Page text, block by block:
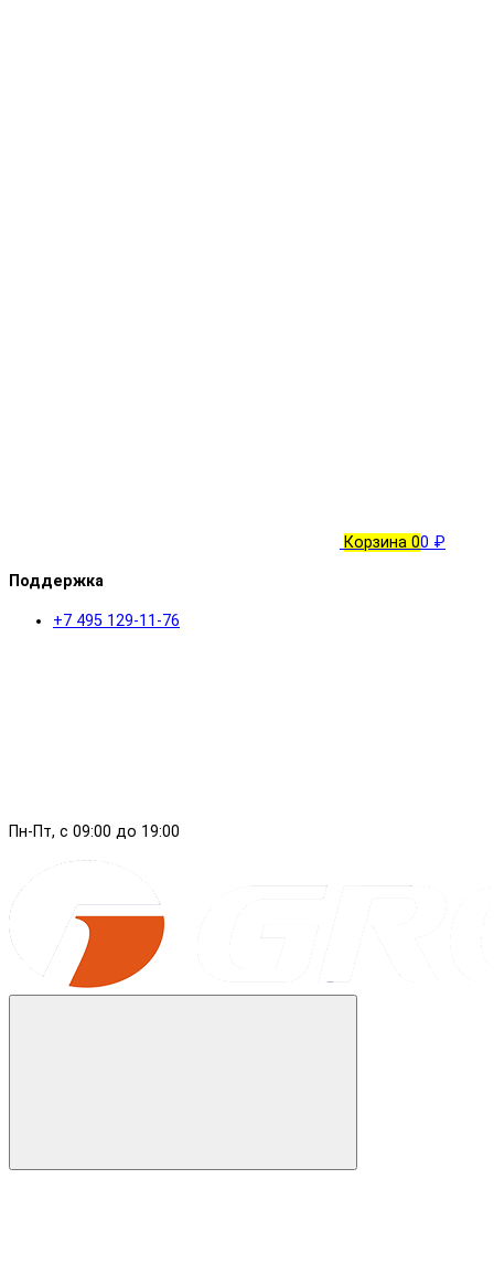
Корзина 00 ₽
Поддержка
+7 495 129-11-76
Пн-Пт, с 09:00 до 19:00